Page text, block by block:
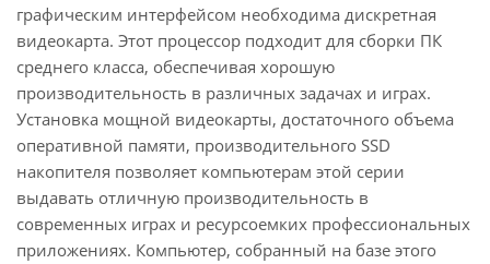
графическим интерфейсом необходима дискретная
видеокарта. Этот процессор подходит для сборки ПК
среднего класса, обеспечивая хорошую
производительность в различных задачах и играх.
Установка мощной видеокарты, достаточного объема
оперативной памяти, производительного SSD
накопителя позволяет компьютерам этой серии
выдавать отличную производительность в
современных играх и ресурсоемких профессиональных
приложениях. Компьютер, собранный на базе этого